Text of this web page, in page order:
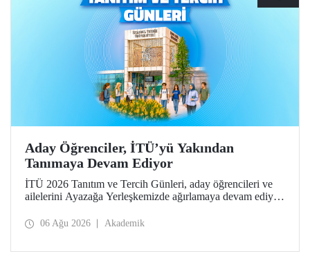
Aday Öğrenciler, İTÜ’yü Yakından
Tanımaya Devam Ediyor
İTÜ 2026 Tanıtım ve Tercih Günleri, aday öğrencileri ve
ailelerini Ayazağa Yerleşkemizde ağırlamaya devam ediyor.
ilgili fakülte ve birimler adaylara bilgi vermeye devam
06 Ağu 2026 Akademik